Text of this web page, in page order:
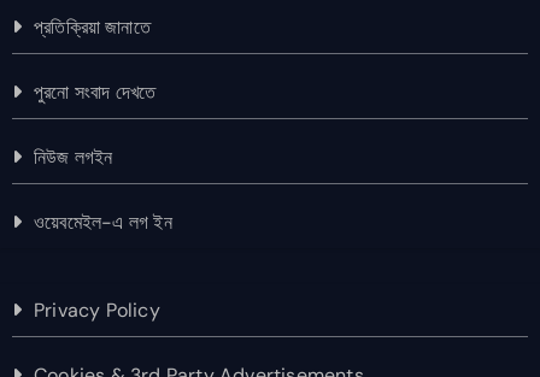
প্রতিক্রিয়া জানাতে
পুরনো সংবাদ দেখতে
নিউজ লগইন
ওয়েবমেইল-এ লগ ইন
Privacy Policy